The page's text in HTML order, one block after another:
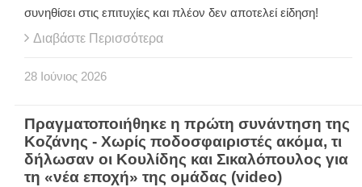
συνηθίσει στις επιτυχίες και πλέον δεν αποτελεί είδηση!
Διαβάστε Περισσότερα
28 Ιούνιος 2026
Πραγματοποιήθηκε η πρώτη συνάντηση της
Κοζάνης - Χωρίς ποδοσφαιριστές ακόμα, τι
δήλωσαν οι Κουλίδης και Σικαλόπουλος για
τη «νέα εποχή» της ομάδας (video)